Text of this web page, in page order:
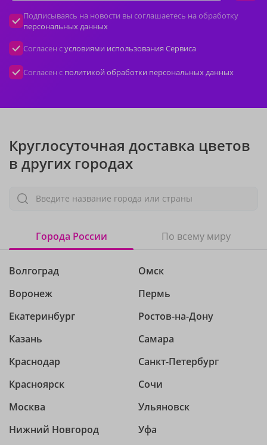
Подписываясь на новости вы соглашаетесь на обработку
персональных данных
Согласен сусловиями использования Сервиса
Согласен с политикой обработки персональных данных
Круглосуточная доставка цветов
в других городах
Введите название города или страны
Города России По всему миру
Волгоград
Воронеж
Екатеринбург
Казань
Краснодар
Красноярск
Москва
Нижний Новгород
Омск
Пермь
Ростов-на-Дону
Самара
Санкт-Петербург
Сочи
Ульяновск
Уфа